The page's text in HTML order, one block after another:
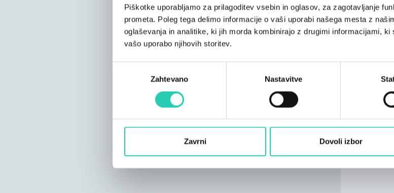
Piškotke uporabljamo za prilagoditev vsebin in oglasov, za zagotavljanje
prometa. Poleg tega delimo informacije o vaši uporabi našega mesta z
oglaševanja in analitike, ki jih morda kombinirajo z drugimi informacijami,
vašo uporabo njihovih storitev.
Zahtevano Nastavitve
Zavrni Dovoli izbor